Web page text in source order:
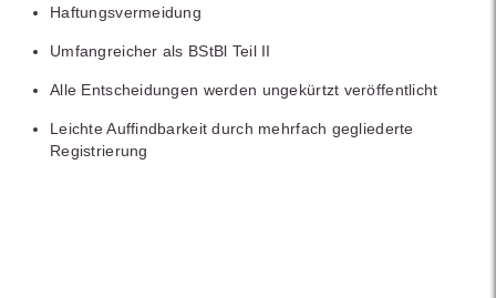
Haftungsvermeidung
Umfangreicher als BStBl Teil II
Alle Entscheidungen werden ungekürtzt veröffentlicht
Leichte Auffindbarkeit durch mehrfach gegliederte
Registrierung